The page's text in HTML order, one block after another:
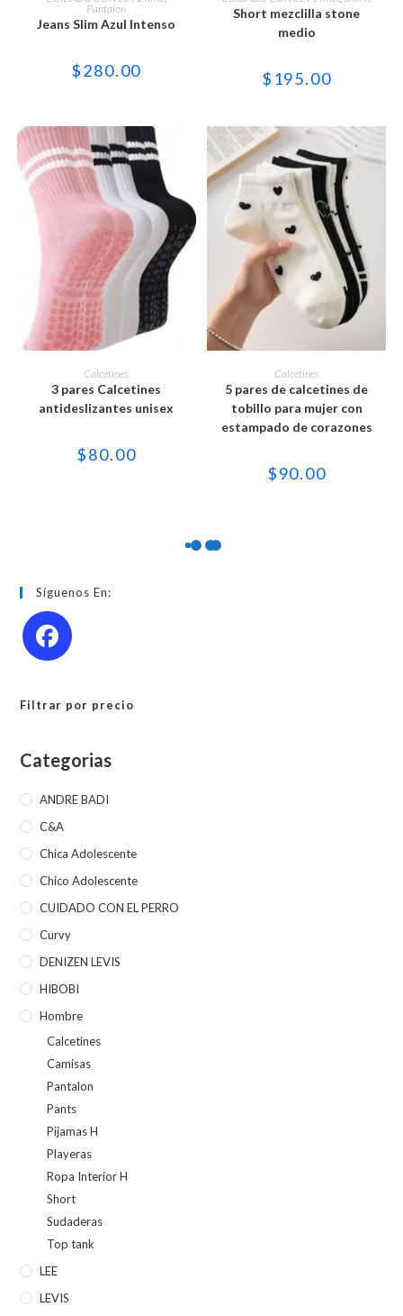
tiene
múltiples
variantes.
se
pueden
página
de
producto
Pantalon
Jeans Slim Azul Intenso
$280.00
tiene
múltiples
variantes.
pueden
página
producto
Short mezclilla stone
medio
$ 195.00
SELECCIONAR OPCIONES
producto
tiene
múltiples
variantes.
pueden
Calcetines
3 pares Calcetines
antideslizantes unisex
$80.00
SELECCIONAR OPCIONES
Este
producto
tiene
múltiples
variantes.
opciones
elegir
en
Calcetines
5 pares de calcetines de
tobillo para mujer con
estampado de corazones
$90.00
Síguenos En:
Filtrar por precio
Categorias
ANDRE BADI
C&A
Chica Adolescente
Chico Adolescente
CUIDADO CON EL PERRO
Curvy
DENIZEN LEVIS
HIBOBI
Hombre
Calcetines
Camisas
Pantalon
Pants
Pijamas H
Playeras
Ropa Interior H
Short
Sudaderas
Top tank
LEE
LEVIS